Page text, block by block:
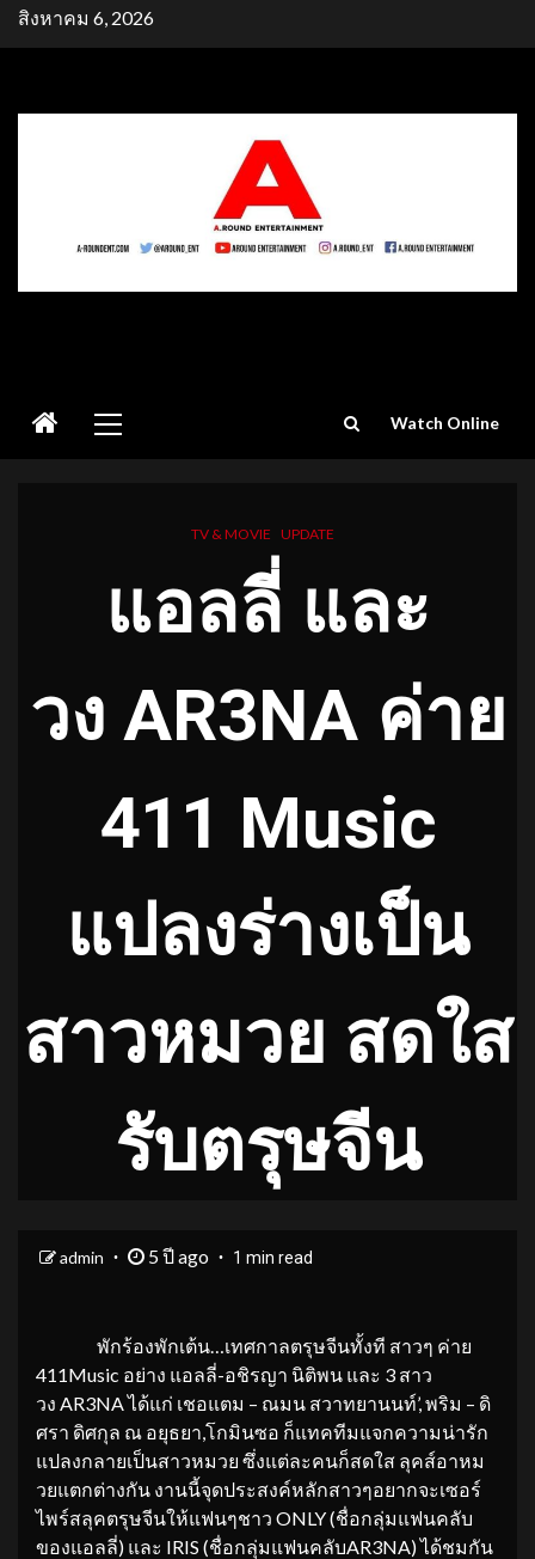
Skipสิงหาคม 6, 2026
Menu
Watch Online
TV & MOVIE UPDATE
แอลลี่ และ
วง AR3NA ค่าย
411 Music
แปลงร่างเป็น
สาวหมวย สดใส
รับตรุษจีน
admin 5 ปี ago 1 min read
พักร้องพักเต้น…เทศกาลตรุษจีนทั้งที สาวๆ ค่าย
411Music อย่าง แอลลี่-อชิรญา นิติพน และ 3 สาว
วง AR3NA ได้แก่ เชอแตม – ณมน สวาทยานนท์’, พริม – ดิ
ศรา ดิศกุล ณ อยุธยา,โกมินซอ ก็แทคทีมแจกความน่ารัก
แปลงกลายเป็นสาวหมวย ซึ่งแต่ละคนก็สดใส ลุคส์อาหม
วยแตกต่างกัน งานนี้จุดประสงค์หลักสาวๆอยากจะเซอร์
ไพร์สลุคตรุษจีนให้แฟนๆชาว ONLY (ชื่อกลุ่มแฟนคลับ
ของแอลลี่) และ IRIS (ชื่อกลุ่มแฟนคลับAR3NA) ได้ชมกัน